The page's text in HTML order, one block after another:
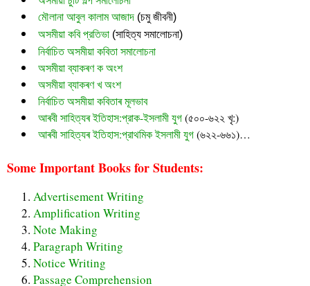
মৌলানা আবুল কালাম আজাদ (চমু জীবনী)
অসমীয়া কবি প্রতিভা (সাহিত্য সমালোচনা)
নির্বাচিত অসমীয়া কবিতা সমালোচনা
অসমীয়া ব্যাকৰণ ক অংশ
অসমীয়া ব্যাকৰণ খ অংশ
নির্বাচিত অসমীয়া কবিতাৰ মূলভাব
আৰবী সাহিত্যৰ ইতিহাস:প্রাক-ইসলামী যুগ(৫০০-৬২২ খৃ:)
আৰবী সাহিত্যৰ ইতিহাস:প্রাথমিক ইসলামী যুগ(৬২২-৬৬১)…
Some Important Books for Students:
Advertisement Writing
Amplification Writing
Note Making
Paragraph Writing
Notice Writing
Passage Comprehension